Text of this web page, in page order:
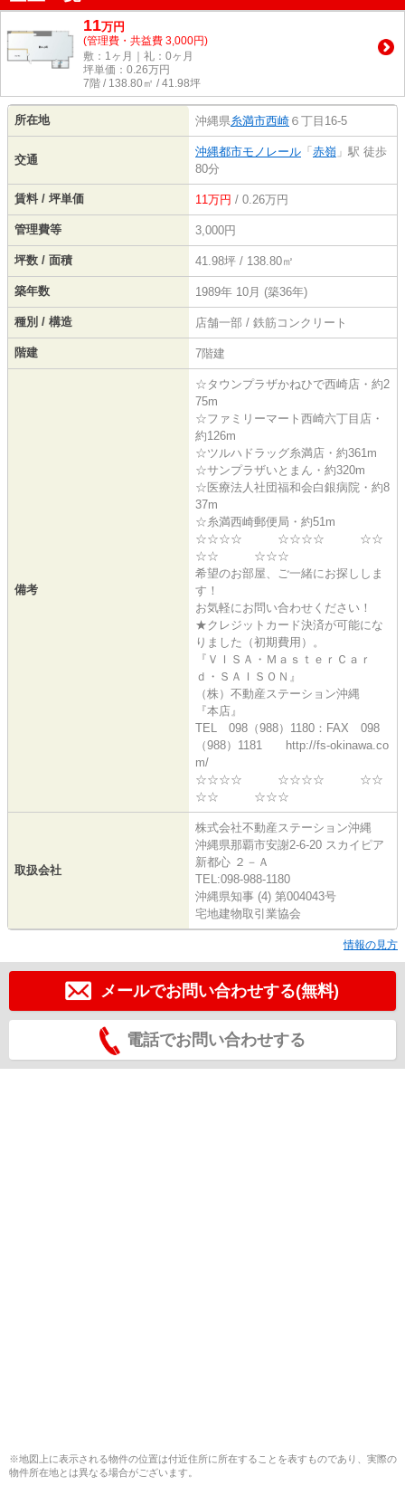
11万円
(管理費・共益費 3,000円)
敷：1ヶ月｜礼：0ヶ月
坪単価： 0.26万円
7階 / 138.80㎡ / 41.98坪
所在地 沖縄県糸満市西崎 ６丁目16-5
交通
沖縄都市モノレール 「 赤嶺 」駅 徒歩
80分
賃料 / 坪単価 11万円 / 0.26万円
管理費等 3,000円
坪数 / 面積 41.98坪 / 138.80㎡
築年数 1989年 10月 (築36年)
種別 / 構造 店舗一部 / 鉄筋コンクリート
階建 7階建
備考
☆タウンプラザかねひで西崎店・約2
75m
☆ファミリーマート西崎六丁目店・
約126m
☆ツルハドラッグ糸満店・約361m
☆サンプラザいとまん・約320m
☆医療法人社団福和会白銀病院・約8
37m
☆糸満西崎郵便局・約51m
☆☆☆☆ ☆☆☆☆ ☆☆
☆☆ ☆☆☆
希望のお部屋、ご一緒にお探ししま
す！
お気軽にお問い合わせください！
★クレジットカード決済が可能にな
りました（初期費用）。
『ＶＩＳＡ・ＭａｓｔｅｒＣａｒ
ｄ・ＳＡＩＳＯＮ』
（株）不動産ステーション沖縄
『本店』
TEL 098（988）1180：FAX 098
（988）1181 http://fs-okinawa.co
m/
☆☆☆☆ ☆☆☆☆ ☆☆
☆☆ ☆☆☆
取扱会社
株式会社不動産ステーション沖縄
沖縄県那覇市安謝2-6-20 スカイピア
新都心 ２－Ａ
TEL:098-988-1180
沖縄県知事 (4) 第004043号
宅地建物取引業協会
情報の見方
メールでお問い合わせする(無料)
電話でお問い合わせする
※地図上に表示される物件の位置は付近住所に所在することを表すものであり、実際の
物件所在地とは異なる場合がございます。